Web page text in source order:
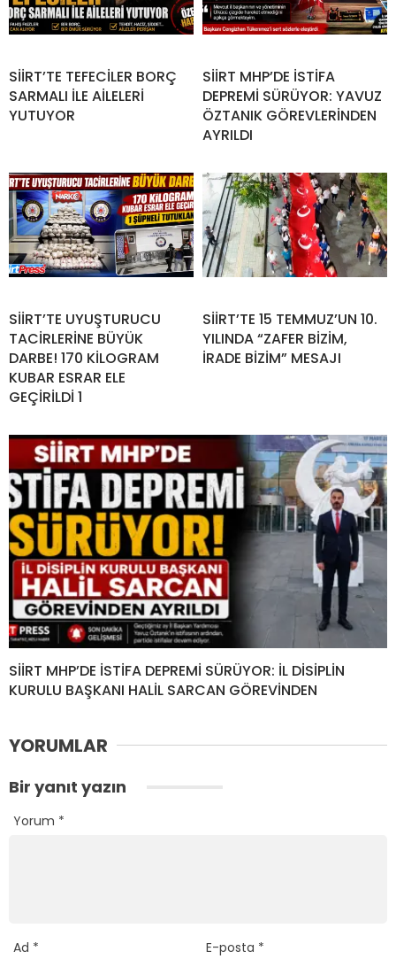
SİİRT’TE TEFECİLER BORÇ
SARMALI İLE AİLELERİ
YUTUYOR
SİİRT MHP’DE İSTİFA
DEPREMİ SÜRÜYOR: YAVUZ
ÖZTANIK GÖREVLERİNDEN
AYRILDI
SİİRT’TE UYUŞTURUCU
TACİRLERİNE BÜYÜK
DARBE! 170 KİLOGRAM
KUBAR ESRAR ELE
GEÇİRİLDİ 1
SİİRT’TE 15 TEMMUZ’UN 10.
YILINDA “ZAFER BİZİM,
İRADE BİZİM” MESAJI
SİİRT MHP’DE İSTİFA DEPREMİ SÜRÜYOR: İL DİSİPLİN
KURULU BAŞKANI HALİL SARCAN GÖREVİNDEN
YORUMLAR
Bir yanıt yazın
Yorum *
Ad * E-posta *